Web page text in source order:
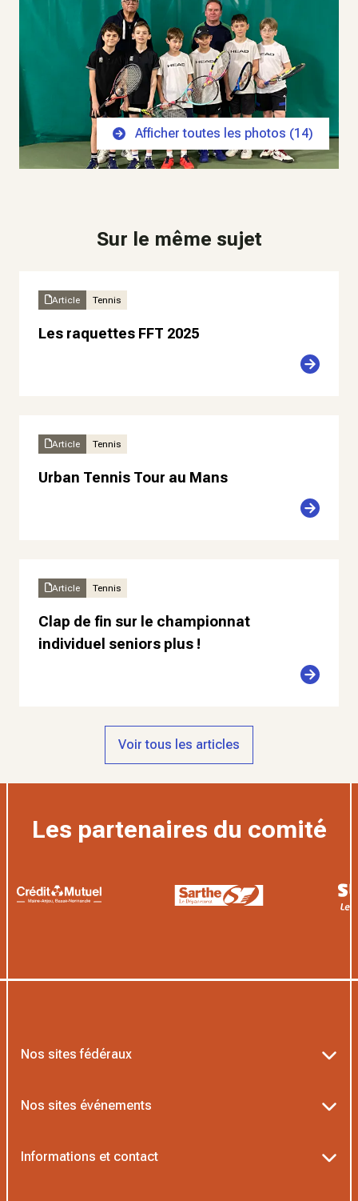
Afficher toutes les photos (14)
Sur le même sujet
Article Tennis
Les raquettes FFT 2025
Article Tennis
Urban Tennis Tour au Mans
Article Tennis
Clap de fin sur le championnat
individuel seniors plus !
Voir tous les articles
Les partenaires du comité
Nos sites fédéraux
Nos sites événements
Informations et contact